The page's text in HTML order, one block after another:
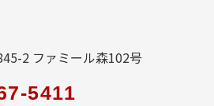
2 ファミール森102号
5411